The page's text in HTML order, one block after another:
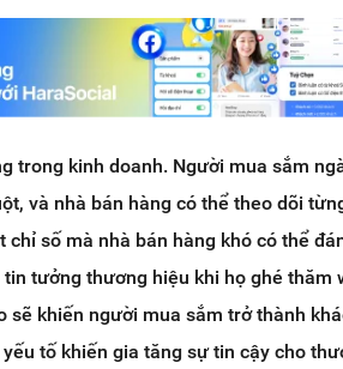
trong kinh doanh. Người mua sắm
và nhà bán hàng có thể theo dõi
số mà nhà bán hàng khó có thể
tưởng thương hiệu khi họ ghé thăm
sẽ khiến người mua sắm trở thành
tố khiến gia tăng sự tin cậy cho